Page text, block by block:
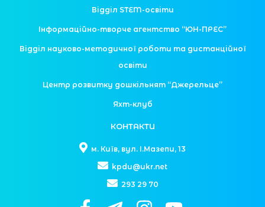
Відділ STEM-освіти
Інформаційно-творче агентство “ЮН-ПРЕС”
Відділ науково-методичної роботи та дистанційної
освіти
Центр розвитку дошкільнят “Джерельце”
Яхт-клуб
КОНТАКТИ
м. Київ, вул. І.Мазепи, 13
kpdu@ukr.net
293 29 70